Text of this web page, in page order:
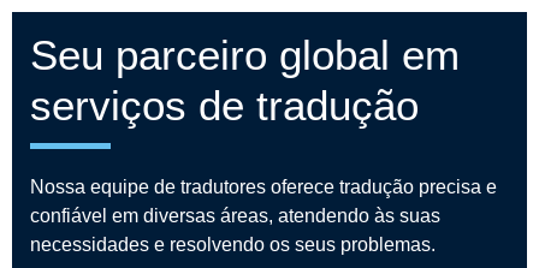
Seu parceiro global em
serviços de tradução
Nossa equipe de tradutores oferece tradução precisa e
confiável em diversas áreas, atendendo às suas
necessidades e resolvendo os seus problemas.